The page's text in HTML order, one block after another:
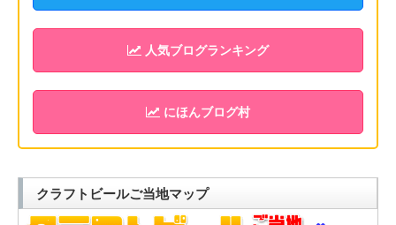
人気ブログランキング
にほんブログ村
クラフトビールご当地マップ